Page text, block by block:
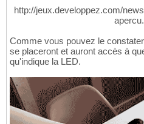
http://jeux.developpez.com/
Comme vous pouvez le
se placeront et auront accès à
qu'indique la LED.